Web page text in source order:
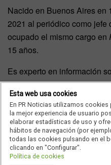
Nacido en Buenos Aires en
2021 al periódico como jefe
ocupado el mismo cargo en
15 años.
Es experto en información
y creador del exitoso
en streaming entre 2019 y
televisión durante casi diez
los programasLa Mañana
También es autor del libro
existencias(Foca, 2018), la
Esta web usa cookies
En PR Noticias utilizamos
la mejor experiencia de usuario
elaborar estadísticas de uso y
hábitos de navegación (por
todas las cookies pulsando en el
clicando en "Configurar".
Política de cookies